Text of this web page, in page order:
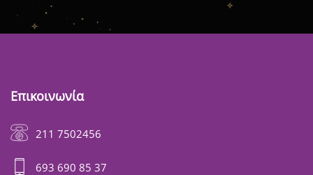
Επικοινωνία
211 7502456
693 690 85 37